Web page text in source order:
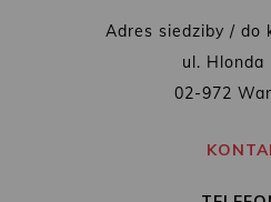
Adres siedziby / do
ul. Hlonda
02-972